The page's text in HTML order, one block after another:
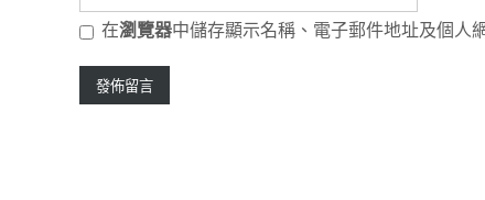
在瀏覽器中儲存顯示名稱、電子郵件地址及個人